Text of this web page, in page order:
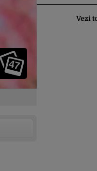
47
Vezi